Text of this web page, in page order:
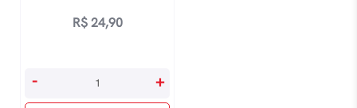
R$24,90
Caneta
- +